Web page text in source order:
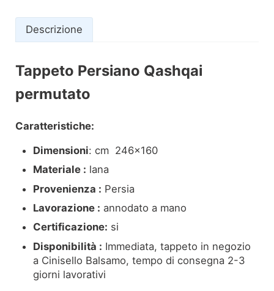
Descrizione
Descrizione
Tappeto Persiano Qashqai
permutato
Caratteristiche:
Dimensioni: cm 246×160
Materiale : lana
Provenienza : Persia
Lavorazione : annodato a mano
Certificazione: si
Disponibilità : Immediata, tappeto in negozio
a Cinisello Balsamo, tempo di consegna 2-3
giorni lavorativi